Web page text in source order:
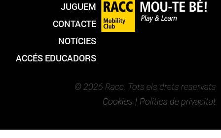
JUGUEM
CONTACTE
NOTíCIES
ACCÉS EDUCADORS
© 2026 Racc. Tots els drets reservats
Cookies | Política de privacitat